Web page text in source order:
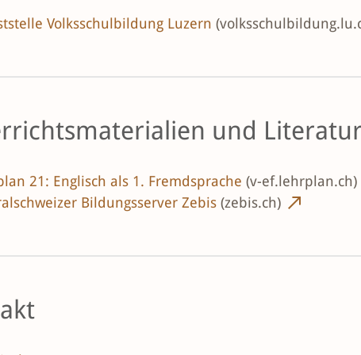
Volksschulbildung Luzern
und Literatur
21: Englisch als 1. Fremdsprache (v-ef.lehrplan.ch)
Bildungsserver Zebis (zebis.ch)